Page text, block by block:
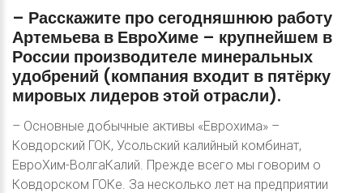
– Расскажите просегодняшнюю работу
Артемьева в ЕвроХиме – крупнейшем в
России производителе минеральных
удобрений (компания входит в пятёрку
мировыхлидеровэтой отрасли).
– Основные добычные активы «Еврохима» –
Ковдорский ГОК, Усольский калийный комбинат,
ЕвроХим-ВолгаКалий. Прежде всего мы говорим о
Ковдорском ГОКе. За несколько лет на предприятии